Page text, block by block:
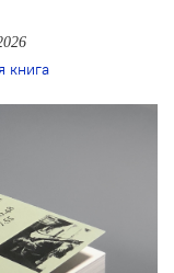
книга